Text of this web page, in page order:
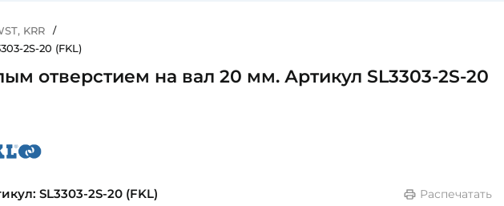
KRR /
2S-20 (FKL)
отверстием на вал 20 мм. Артикул SL3303-2S-20
SL3303-2S-20 (FKL)
Распечатать